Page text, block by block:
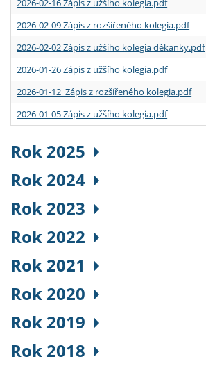
2026-02-09 Zápis z rozšířeného kolegia.pdf
2026-02-02 Zápis z užšího kolegia děkanky.pdf
2026-01-26 Zápis z užšího kolegia.pdf
2026-01-12 Zápis z rozšířeného kolegia.pdf
2026-01-05 Zápis z užšího kolegia.pdf
Rok 2025
Rok 2024
Rok 2023
Rok 2022
Rok 2021
Rok 2020
Rok 2019
Rok 2018